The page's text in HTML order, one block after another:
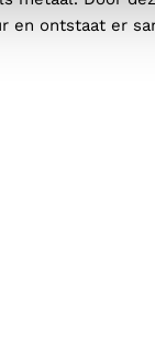
ontstaat er